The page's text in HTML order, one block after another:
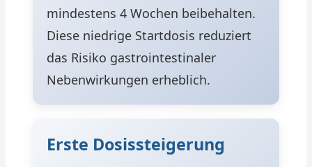
mindestens 4 Wochen beibehalten.
Diese niedrige Startdosis reduziert
das Risiko gastrointestinaler
Nebenwirkungen erheblich.
Erste Dosissteigerung